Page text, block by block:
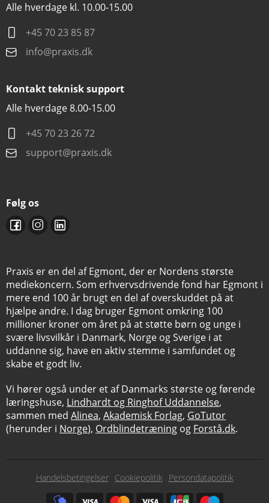
Alle hverdage kl. 10.00-15.00
+45 70 23 85 87
info@praxis.dk
Kontakt teknisk support
Alle hverdage 8.00-15.00
+45 70 23 26 72
support@praxis.dk
Følg os
Praxis er en del af Egmont, der er Nordens største
mediekoncern. Som erhvervsdrivende fond har Egmont i
mere end 100 år brugt en del af overskuddet på at
hjælpe andre. I dag bruger Egmont omkring 100
millioner kroner om året på at støtte børn og unge i
svære livsvilkår i Danmark, Norge og Sverige i at
uddanne sig, have en aktiv stemme i samfundet og
skabe et godt liv.
Vi hører også under et af Danmarks største og førende
læringshuse, Lindhardt og Ringhof Uddannelse,
sammen med Alinea, Akademisk Forlag, GoTutor
(herunder i Norge), Ordblindetræning og Forstå.dk.
Subfooter
Handelsbetingelser Cookiepolitik
Persondatapolitik
Subfooter